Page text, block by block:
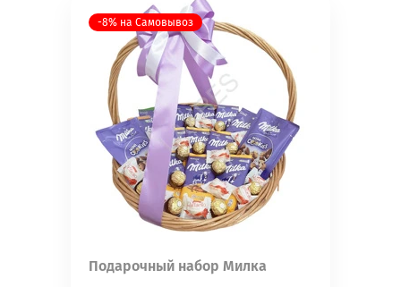
-8% на Самовывоз
Подарочный набор Милка